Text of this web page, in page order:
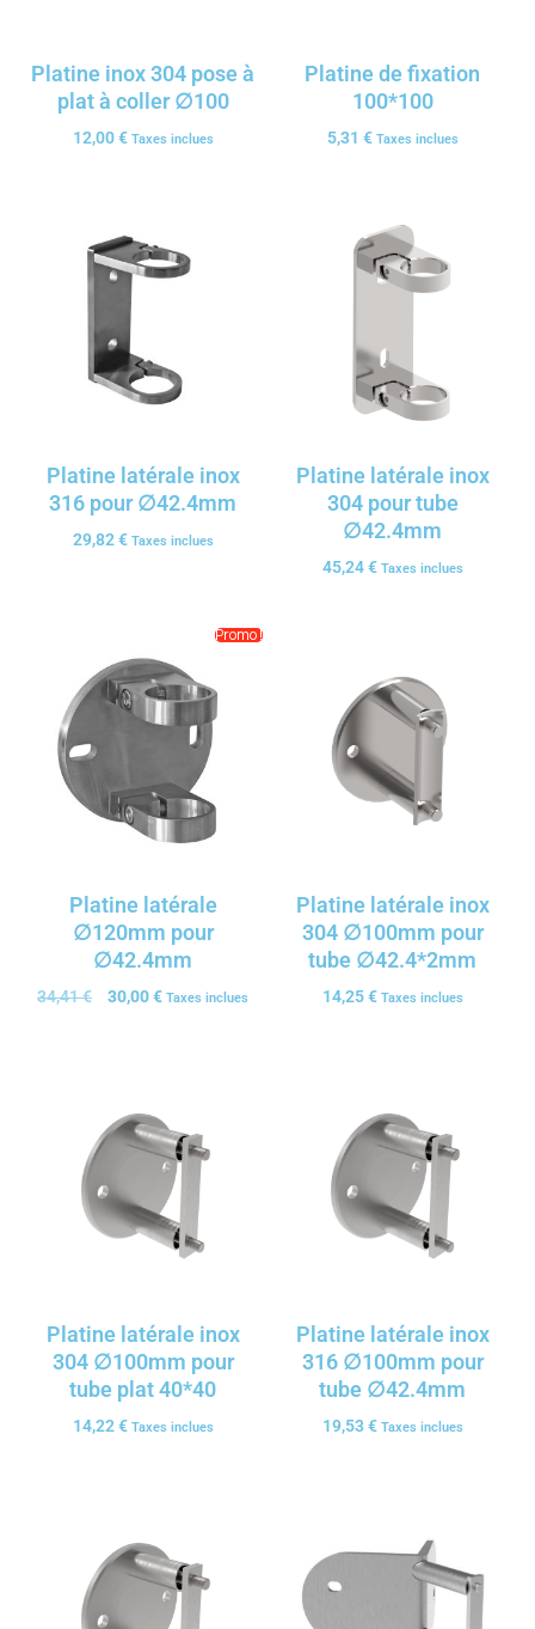
Platine inox 304 pose à
plat à coller ∅100
12,00€ Taxes inclues
Platine de fixation
100*100
5,31 € Taxes inclues
Platine latérale inox
316 pour ∅42.4mm
29,82€ Taxes inclues
Platine latérale inox
304 pour tube
∅42.4mm
45,24€ Taxes inclues
Promo !
Platine latérale
∅120mm pour
∅42.4mm
34,41€ 30,00€ Taxes inclues
Platine latérale inox
304 ∅100mm pour
tube ∅42.4*2mm
14,25€ Taxes inclues
Platine latérale inox
304 ∅100mm pour
tube plat 40*40
14,22€ Taxes inclues
Platine latérale inox
316 ∅100mm pour
tube ∅42.4mm
19,53€ Taxes inclues